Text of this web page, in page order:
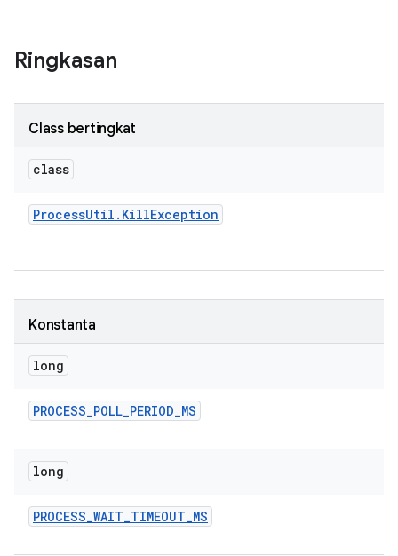
Ringkasan
Class bertingkat
class
ProcessUtil . KillException
Konstanta
long
PROCESS_POLL_PERIOD_MS
long
PROCESS_WAIT_TIMEOUT_MS